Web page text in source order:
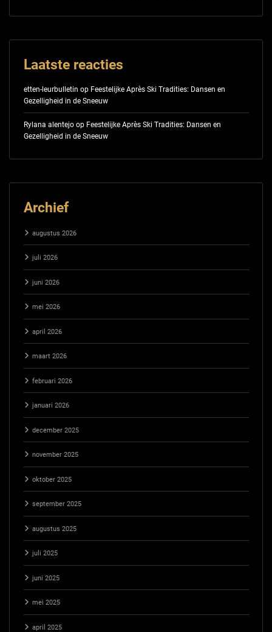
Laatste reacties
etten-leurbulletin op Feestelijke Après Ski Tradities: Dansen en
Gezelligheid in de Sneeuw
Rylana alentejoop Feestelijke Après Ski Tradities: Dansen en
Gezelligheid in de Sneeuw
Archief
augustus 2026
juli 2026
juni 2026
mei 2026
april 2026
maart 2026
februari 2026
januari 2026
december 2025
november 2025
oktober 2025
september 2025
augustus 2025
juli 2025
juni 2025
mei 2025
april 2025